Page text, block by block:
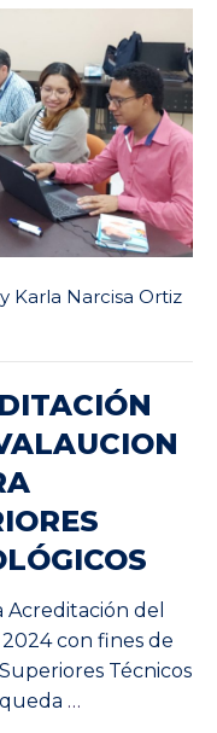
Karla Narcisa Ortiz
Acreditación del
con fines de
Técnicos
…